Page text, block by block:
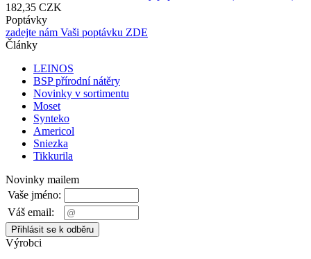
182,35 CZK
Poptávky
zadejte nám Vaši poptávku ZDE
Články
LEINOS
BSP přírodní nátěry
Novinky v sortimentu
Moset
Synteko
Americol
Sniezka
Tikkurila
Novinky mailem
Vaše jméno:
Váš email:
Výrobci